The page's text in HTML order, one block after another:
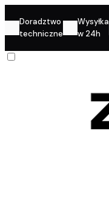
Doradztwo
techniczne
Wysyłka
w 24h